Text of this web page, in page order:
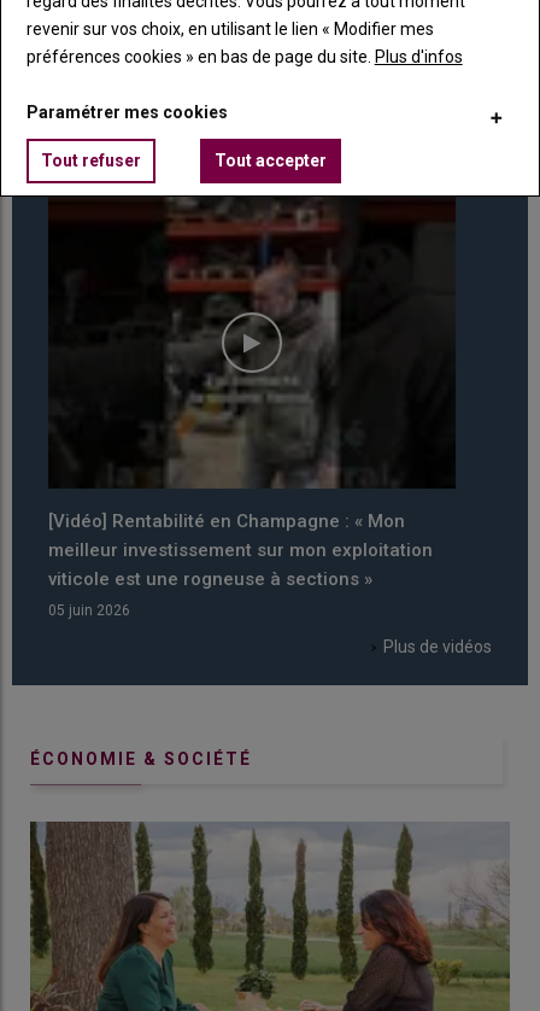
Plus de
VIDEO
[Vidéo] Rentabilité en Champagne : « Mon
meilleur investissement sur mon exploitation
viticole est une rogneuse à sections »
05 juin 2026
Plus de vidéos
ÉCONOMIE & SOCIÉTÉ
revenir sur vos choix, en utilisant le lien « Modifier mes
préférences cookies » en bas de page du site. Plus d'infos
Paramétrer mes cookies
Tout refuser Tout accepter